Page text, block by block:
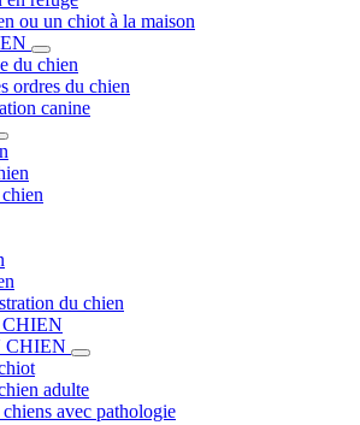
ou un chiot à la maison
du chien
ordres du chien
canine
du chien
CHIEN
adulte
avec pathologie